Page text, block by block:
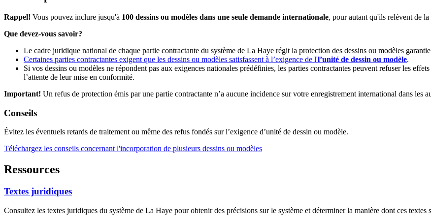
Rappel! Vous pouvez inclure jusqu'à 100 dessins ou modèles dans une seule demande internationale, pour autant qu'ils relèvent de la
Que devez-vous savoir?
Le cadre juridique national de chaque partie contractante du système de La Haye régit la protection des dessins ou modèles
Certaines parties contractantes exigent que les dessins ou modèles satisfassent à l’exigence de l'l’unité de dessin ou modèle.
Si vos dessins ou modèles ne répondent pas aux exigences nationales prédéfinies, les parties contractantes peuvent refuser les
l’attente de leur mise en conformité.
Important! Un refus de protection émis par une partie contractante n’a aucune incidence sur votre enregistrement international dans les
Conseils
Évitez les éventuels retards de traitement ou même des refus fondés sur l’exigence d’unité de dessin ou modèle.
Téléchargez les conseils concernant l'incorporation de plusieurs dessins ou modèles
Ressources
Textes juridiques
Consultez les textes juridiques du système de La Haye pour obtenir des précisions sur le système et déterminer la manière dont ces textes